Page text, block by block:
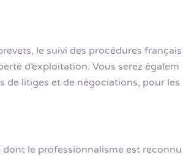
le suivi des procédures français
d’exploitation. Vous serez égalem
de litiges et de négociations, pour les
le professionnalisme est reconnu